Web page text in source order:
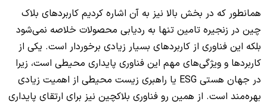
همانطور که در بخش بالا نیز به آن اشاره کردیم کاربردهای بلاک
چین در زنجیره تامین تنها به ردیابی محصولات خلاصه نمی‌شود
بلکه این فناوری از کاربردهای بسیار زیادی برخوردار است. یکی از
کاربردها و ویژگی‌های مهم این فناوری پایداری محیطی است، زیرا
در جهان هستی ESG یا راهبری زیست محیطی از اهمیت زیادی
بهره‌مند است. از همین رو فناوری بلاکچین نیز برای ارتقای پایداری